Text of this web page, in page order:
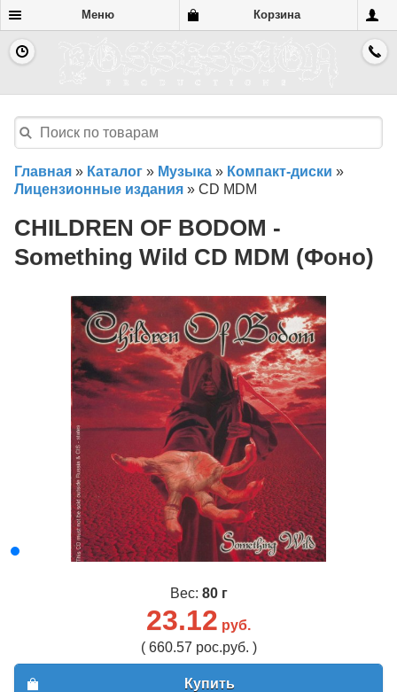
Меню Корзина
Главная » Каталог » Музыка » Компакт-диски »
Лицензионные издания » CD MDM
CHILDREN OF BODOM -
Something Wild CD MDM (Фоно)
Вес: 80 г
23.12 руб.
( 660.57 рос.руб. )
Купить